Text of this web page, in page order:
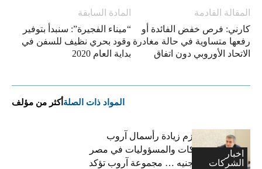
المادة السابقة
“ميناء الفجيرة”: سنبدأ بتوفير
وقود بحري نظيف للسفن في
بداية العام 2020
المقالة القادمة
كارني: فرص خفض الفائدة أو
رفعها متساوية في حالة مغادرة
الاتحاد الأوروبي دون اتفاق
المواد ذات الصلة أكثر من مؤلف
اخبار
الشركات
فاتح بكداش:نعتزم زيادة رأسمال آروب
لتأمينات الممتلكات والمسؤوليات في مصر
إلى 600 مليون جنيه … مجموعة آروب تؤكد